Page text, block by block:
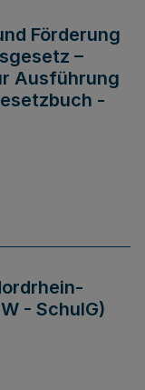
Förderung
–
Ausführung
-
- SchulG)